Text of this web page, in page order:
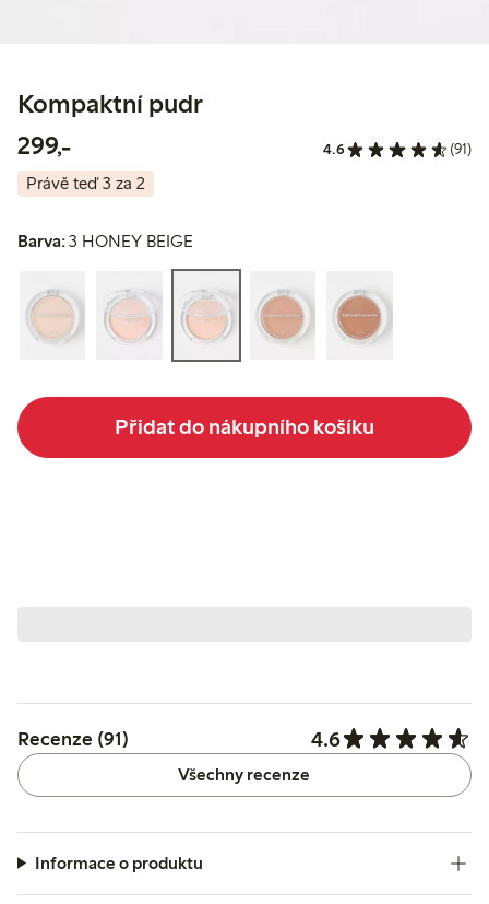
Kompaktní pudr
299,-299,00 Kč 4.6 (91)
Právě teď 3 za 2
Barva:3 HONEY BEIGE
Přidat do nákupního košíku
Recenze (91) 4.6
Všechny recenze
Informace o produktu